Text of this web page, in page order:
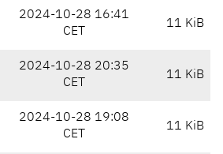
2024-10-28 16:41
CET
11 KiB
2024-10-28 20:35
CET
11 KiB
2024-10-28 19:08
CET
11 KiB